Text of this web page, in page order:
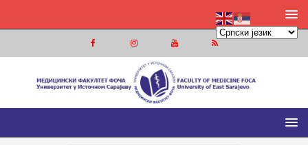
МЕДИЦИНСКИ ФАКУЛТЕТ ФОЧА